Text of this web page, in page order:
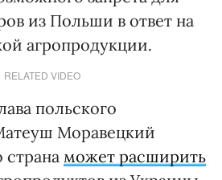
из Польши в ответ на
агропродукции.
RELATED VIDEO
польского
Моравецкий
страна может расширить